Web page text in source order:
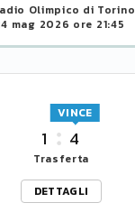
Olimpico di Torino
mag 2026 ore 21:45
1 4
VINCE
Trasferta
DETTAGLI